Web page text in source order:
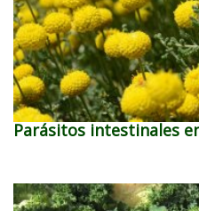
Parásitos intestinales